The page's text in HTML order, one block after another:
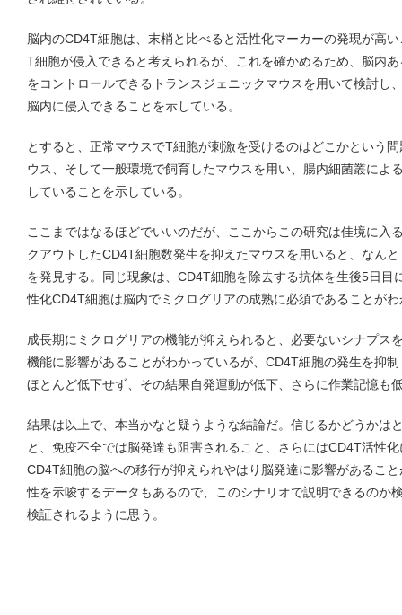
脳内のCD4T細胞は、末梢と比べると活性化マーカーの発現が高
T細胞が侵入できると考えられるが、これを確かめるため、脳内
をコントロールできるトランスジェニックマウスを用いて検討し
脳内に侵入できることを示している。
とすると、正常マウスでT細胞が刺激を受けるのはどこかという
ウス、そして一般環境で飼育したマウスを用い、腸内細菌叢によ
していることを示している。
ここまではなるほどでいいのだが、ここからこの研究は佳境に入
クアウトしたCD4T細胞数発生を抑えたマウスを用いると、なん
を発見する。同じ現象は、CD4T細胞を除去する抗体を生後5日目
性化CD4T細胞は脳内でミクログリアの成熟に必須であることが
成長期にミクログリアの機能が抑えられると、必要ないシナプス
機能に影響があることがわかっているが、CD4T細胞の発生を抑
ほとんど低下せず、その結果自発運動が低下、さらに作業記憶も
結果は以上で、本当かなと疑うような結論だ。信じるかどうかは
と、免疫不全では脳発達も阻害されること、さらにはCD4T活性
CD4T細胞の脳への移行が抑えられやはり脳発達に影響があるこ
性を示唆するデータもあるので、このシナリオで説明できるのか
検証されるように思う。